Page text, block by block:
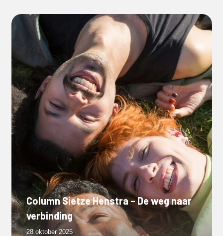
Column Sietze Henstra – De weg naar
verbinding
28 oktober 2025